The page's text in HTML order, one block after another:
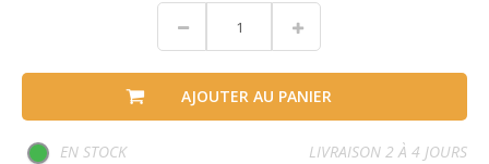
AJOUTER AU PANIER
EN STOCK LIVRAISON 2 À 4 JOURS